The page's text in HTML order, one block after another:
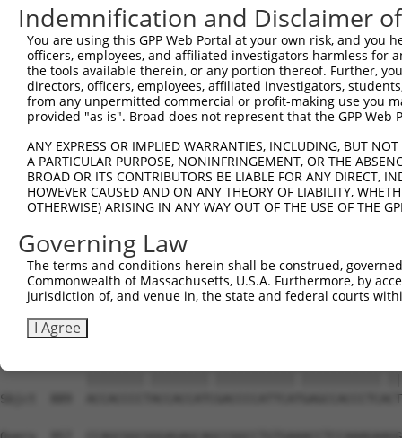
Indemnification and Disclaimer
You are using this GPP Web Portal at your own risk, and
officers, employees, and affiliated investigators harmless for
the tools available therein, or any portion thereof. Further,
directors, officers, employees, affiliated investigators,
from any unpermitted commercial or profit-making use you
provided "as is". Broad does not represent that the GPP
ANY EXPRESS OR IMPLIED WARRANTIES, INCLUDING, BUT
A PARTICULAR PURPOSE, NONINFRINGEMENT, OR THE
BROAD OR ITS CONTRIBUTORS BE LIABLE FOR ANY DIRECT,
HOWEVER CAUSED AND ON ANY THEORY OF LIABILITY,
OTHERWISE) ARISING IN ANY WAY OUT OF THE USE OF THE
Governing Law
The terms and conditions herein shall be construed,
Commonwealth of Massachusetts, U.S.A. Furthermore, by
jurisdiction of, and venue in, the state and federal courts
I Agree